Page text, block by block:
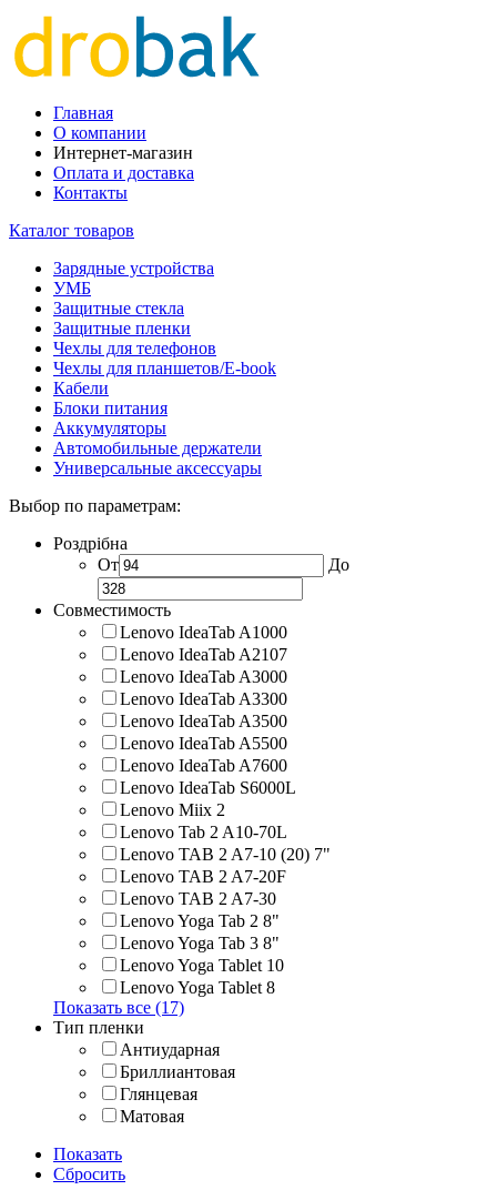
Главная
О компании
Интернет-магазин
Оплата и доставка
Контакты
Каталог товаров
Зарядные устройства
УМБ
Защитные стекла
Защитные пленки
Чехлы для телефонов
Чехлы для планшетов/E-book
Кабели
Блоки питания
Аккумуляторы
Автомобильные держатели
Универсальные аксессуары
Выбор по параметрам:
Роздрібна
От
До
Совместимость
Lenovo IdeaTab A1000
Lenovo IdeaTab A2107
Lenovo IdeaTab A3000
Lenovo IdeaTab A3300
Lenovo IdeaTab A3500
Lenovo IdeaTab A5500
Lenovo IdeaTab A7600
Lenovo IdeaTab S6000L
Lenovo Miix 2
Lenovo Tab 2 A10-70L
Lenovo TAB 2 A7-10 (20) 7"
Lenovo TAB 2 A7-20F
Lenovo TAB 2 A7-30
Lenovo Yoga Tab 2 8"
Lenovo Yoga Tab 3 8"
Lenovo Yoga Tablet 10
Lenovo Yoga Tablet 8
Показать все (17)
Тип пленки
Антиударная
Бриллиантовая
Глянцевая
Матовая
Показать
Сбросить